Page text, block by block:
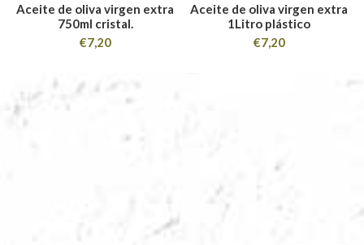
Aceite de oliva virgen extra
750ml cristal.
€7,20
Aceite de oliva virgen extra
1Litro plástico
€7,20